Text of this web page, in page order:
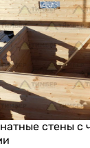
стены с